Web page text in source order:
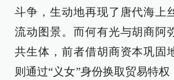
斗争，生动地再现了唐代海上
流动图景。而何有光与胡商阿
共生体，前者借胡商资本巩固
则通过“义女”身份换取贸易特